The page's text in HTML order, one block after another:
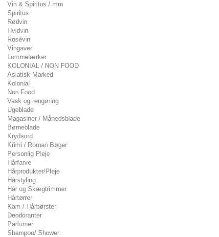
Vin & Spiritus / mm
Spiritus
Rødvin
Hvidvin
Rosévin
Vingaver
Lommelærker
KOLONIAL / NON FOOD
Asiatisk Marked
Kolonial
Non Food
Vask og rengøring
Ugeblade
Magasiner / Månedsblade
Børneblade
Krydsord
Krimi / Roman Bøger
Personlig Pleje
Hårfarve
Hårprodukter/Pleje
Hårstyling
Hår og Skægtrimmer
Hårtørrer
Kam / Hårbørster
Deodoranter
Parfumer
Shampoo/ Shower